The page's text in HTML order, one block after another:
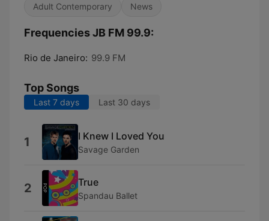
Adult Contemporary News
Frequencies JB FM 99.9:
Rio de Janeiro: 99.9 FM
Top Songs
Last 7 days Last 30 days
1 I Knew I Loved You
Savage Garden
2 True
Spandau Ballet